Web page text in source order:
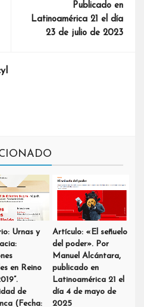
Publicado en
Latinoamérica 21 el día
23 de julio de 2023
Urnas y
en Reino
de
(Fecha:
Artículo: «El señuelo
del poder». Por
Manuel Alcántara,
publicado en
Latinoamérica 21 el
día 4 de mayo de
2025